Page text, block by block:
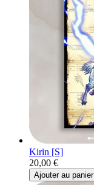
Kirin [S]
20,00 €
Ajouter au panier